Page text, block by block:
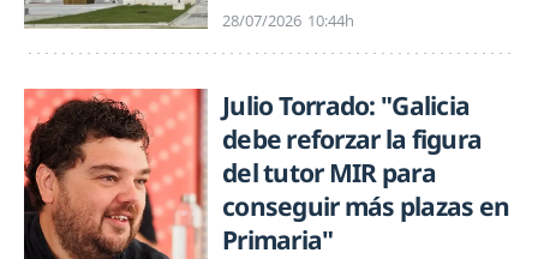
28/07/2026 10:44h
Julio Torrado: "Galicia
debe reforzar la figura
del tutor MIR para
conseguir más plazas en
Primaria"